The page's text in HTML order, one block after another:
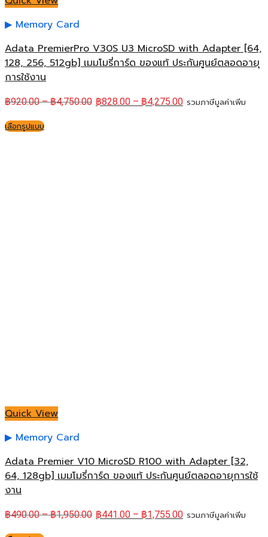
Memory Card
Adata PremierPro V30S U3 MicroSD with Adapter [64,
128, 256, 512gb] เมมโมรี่การ์ด ของแท้ ประกันศูนย์ตลอดอายุ
การใช้งาน
฿920.00–฿4,750.00 ฿828.00 – ฿4,275.00 รวมภาษีมูลค่าเพิ่ม
เลือกรูปแบบ
Quick View
Memory Card
Adata Premier V10 MicroSD R100 with Adapter [32,
64, 128gb] เมมโมรี่การ์ด ของแท้ ประกันศูนย์ตลอดอายุการใช้
งาน
฿490.00–฿1,950.00 ฿441.00 – ฿1,755.00 รวมภาษีมูลค่าเพิ่ม